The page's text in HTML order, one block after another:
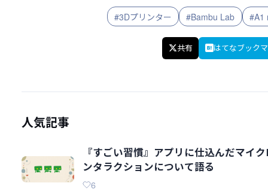
#3Dプリンター #Bambu Lab #A1
共有 はてなブック
人気記事
『すごい習慣』アプリに仕込んだマイ
ンタラクションについて語る
6